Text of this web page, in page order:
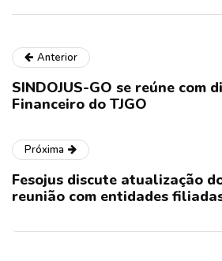
Anterior
SINDOJUS-GO se reúne com
Financeiro do TJGO
Próxima
Fesojus discute atualização
reunião com entidades